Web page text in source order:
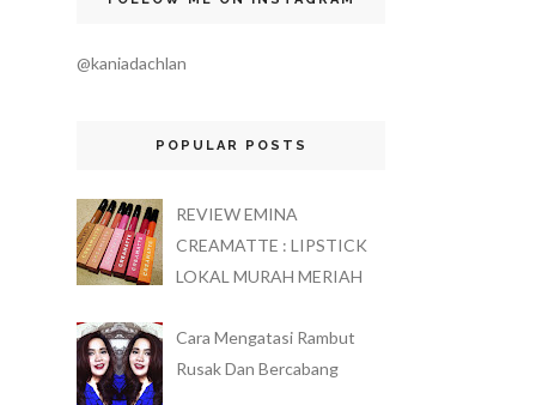
@kaniadachlan
POPULAR POSTS
REVIEW EMINA
CREAMATTE : LIPSTICK
LOKAL MURAH MERIAH
Cara Mengatasi Rambut
Rusak Dan Bercabang